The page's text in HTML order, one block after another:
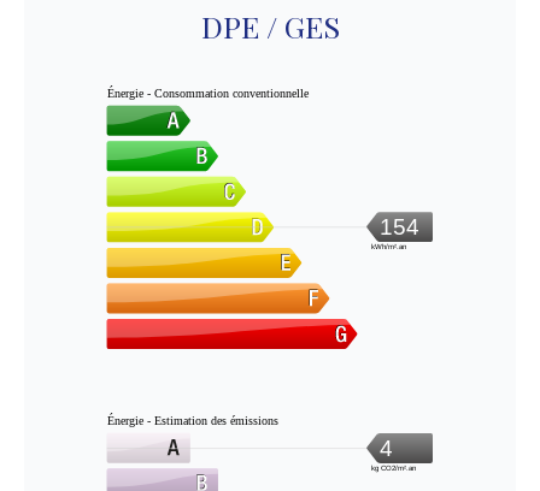
DPE / GES
Énergie - Consommation conventionnelle
154
kWh/m².an
Énergie - Estimation des émissions
4
kg CO2/m².an